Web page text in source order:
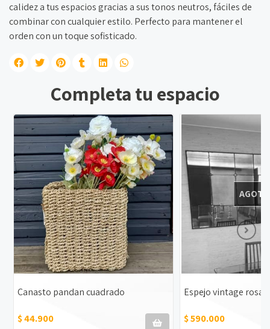
calidez a tus espacios gracias a sus tonos neutros, fáciles de
combinar con cualquier estilo. Perfecto para mantener el
orden con un toque sofisticado.
Completa tu espacio
Canasto pandan cuadrado
$ 44.900
Espejo vintage rosa
$ 590.000